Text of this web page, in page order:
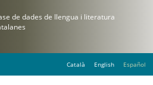
Català English Español